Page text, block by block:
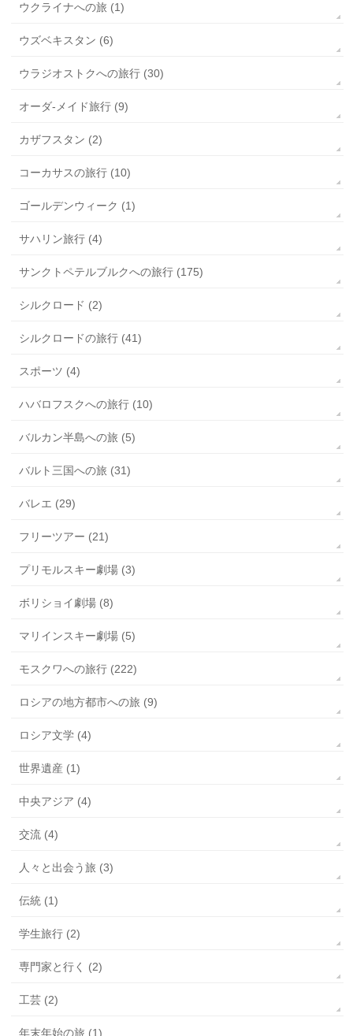
ウクライナへの旅 (1)
ウズベキスタン (6)
ウラジオストクへの旅行 (30)
オーダ-メイド旅行 (9)
カザフスタン (2)
コーカサスの旅行 (10)
ゴールデンウィーク (1)
サハリン旅行 (4)
サンクトペテルブルクへの旅行 (175)
シルクロード (2)
シルクロードの旅行 (41)
スポーツ (4)
ハバロフスクへの旅行 (10)
バルカン半島への旅 (5)
バルト三国への旅 (31)
バレエ (29)
フリーツアー (21)
プリモルスキー劇場 (3)
ボリショイ劇場 (8)
マリインスキー劇場 (5)
モスクワへの旅行 (222)
ロシアの地方都市への旅 (9)
ロシア文学 (4)
世界遺産 (1)
中央アジア (4)
交流 (4)
人々と出会う旅 (3)
伝統 (1)
学生旅行 (2)
専門家と行く (2)
工芸 (2)
年末年始の旅 (1)